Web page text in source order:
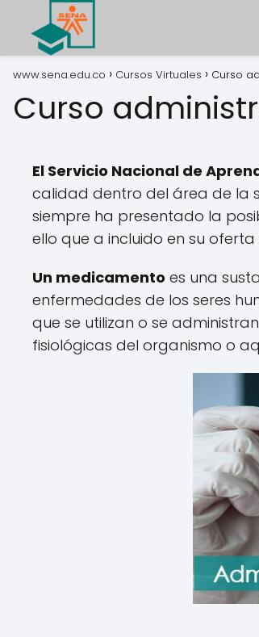
www.sena.edu.co Cursos Virtuales Curso
Curso
El Servicio Nacional de
calidad dentro del área de la
siempre ha presentado la
ello que a incluido en su
Un medicamento es una
enfermedades de los seres
que se utilizan o se
fisiológicas del organismo o